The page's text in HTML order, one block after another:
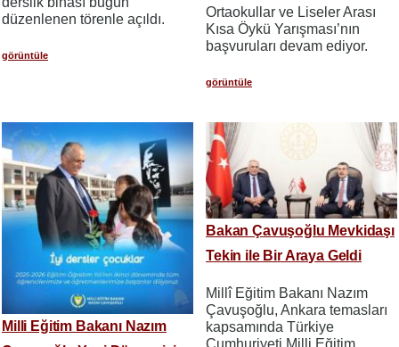
düzenlenen törenle açıldı.
görüntüle
Ortaokullar ve Liseler Arası
Kısa Öykü Yarışması’nın
başvuruları devam ediyor.
görüntüle
Milli Eğitim Bakanı Nazım
Bakan Çavuşoğlu Mevkidaşı
Tekin ile Bir Araya Geldi
Millî Eğitim Bakanı Nazım
Çavuşoğlu, Ankara temasları
kapsamında Türkiye
Cumhuriyeti Milli Eğitim